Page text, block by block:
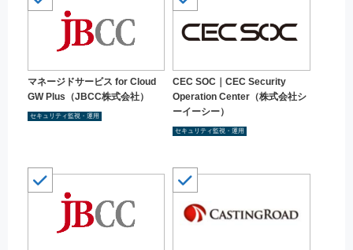
マネージドサービス for Cloud
GW Plus（JBCC株式会社）
セキュリティ監視・運用
CEC SOC｜CEC Security
Operation Center（株式会社シ
ーイーシー）
セキュリティ監視・運用